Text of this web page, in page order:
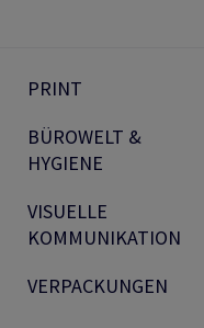
PRINT
BÜROWELT &
HYGIENE
VISUELLE
KOMMUNIKATION
VERPACKUNGEN